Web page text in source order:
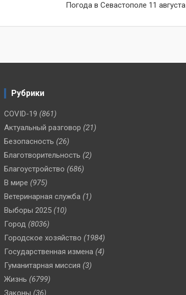
Погода в Севастополе 11 августа
Рубрики
COVID-19 (861)
Актуальный разговор (21)
Безопасность (26)
Благотворительность (2)
Благоустройство (686)
В мире (975)
Ветеринарная служба (1)
Выборы 2025 (10)
Город (8036)
Городское хозяйство (1984)
Государственная измена (4)
Гуманитарная миссия (3)
Жизнь (6799)
Законы (36)